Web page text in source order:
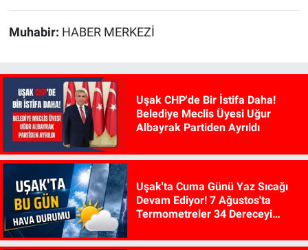
Muhabir: HABER MERKEZİ
Uşak CHP'de Bir İstifa Daha!
Belediye Meclis Üyesi Uğur
Albayrak Partiden Ayrıldı
Uşak'ta Cuma Günü Yaz Sıcağı
Devam Ediyor! 7 Ağustos'ta
Termometreler 34 Dereceyi